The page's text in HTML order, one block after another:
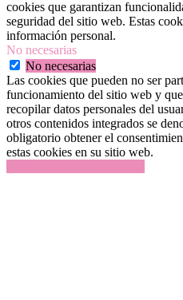
cookies que garantizan
seguridad del sitio web. Estas
información personal.
No necesarias
No necesarias
Las cookies que pueden no ser
funcionamiento del sitio web y
recopilar datos personales del
otros contenidos integrados se
obligatorio obtener el
estas cookies en su sitio web.